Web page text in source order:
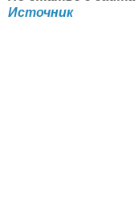
Источник